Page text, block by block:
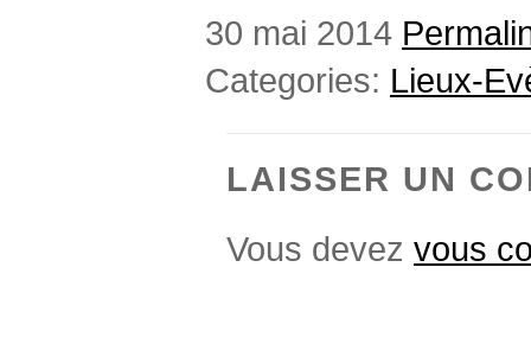
30 mai 2014
Categories: Lieux-
LAISSER UN
Vous devez vous